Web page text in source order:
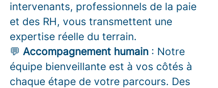
intervenants, professionnels de la paie
et des RH, vous transmettent une
expertise réelle du terrain.
💬 Accompagnement humain : Notre
équipe bienveillante est à vos côtés à
chaque étape de votre parcours. Des